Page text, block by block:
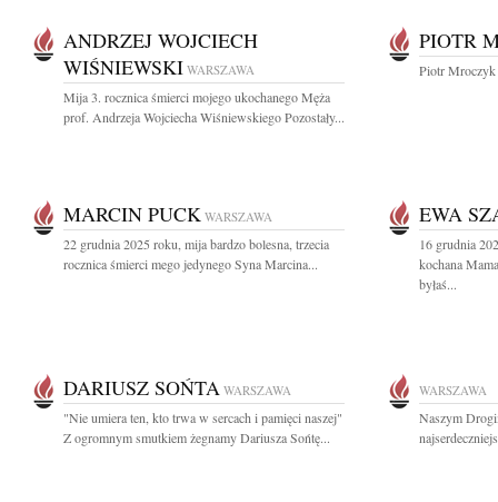
ANDRZEJ WOJCIECH
WIŚNIEWSKI WARSZAWA
Mija 3. rocznica śmierci mojego ukochanego Męża
prof. Andrzeja Wojciecha Wiśniewskiego Pozostały...
PIOTR
Piotr Mroczyk
MARCIN PUCK WARSZAWA
22 grudnia 2025 roku, mija bardzo bolesna, trzecia
rocznica śmierci mego jedynego Syna Marcina...
EWA
16 grudnia
kochana
byłaś...
DARIUSZ SOŃTA WARSZAWA
"Nie umiera ten, kto trwa w sercach i pamięci naszej"
Z ogromnym smutkiem żegnamy Dariusza Sońtę...
WARSZAWA
Naszym